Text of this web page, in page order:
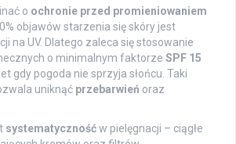
o ochronie przed promieniowaniem
objawów starzenia się skóry jest
na UV. Dlatego zaleca się stosowanie
o minimalnym faktorze SPF 15
gdy pogoda nie sprzyja słońcu. Taki
uniknąć przebarwień oraz
systematycznośćw pielęgnacji – ciągłe